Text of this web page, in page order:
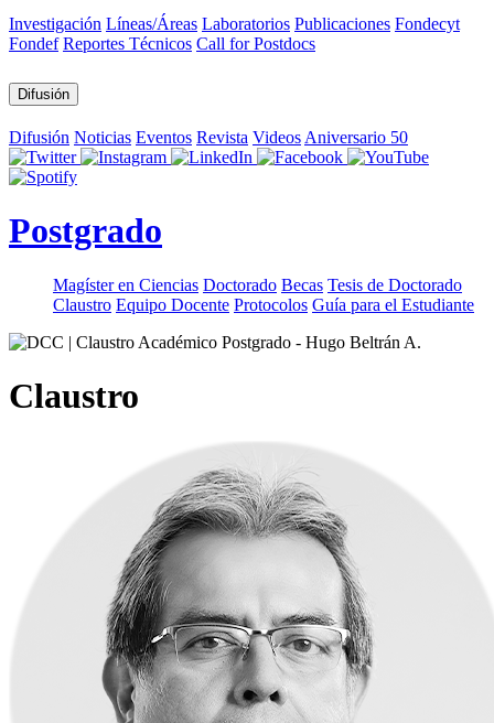
Investigación Líneas/Áreas Laboratorios Publicaciones Fondecyt
Fondef Reportes Técnicos Call for Postdocs
Difusión
Difusión Noticias Eventos Revista Videos Aniversario 50
Postgrado
Magíster en Ciencias Doctorado Becas Tesis de Doctorado
Claustro Equipo Docente Protocolos Guía para el Estudiante
Claustro